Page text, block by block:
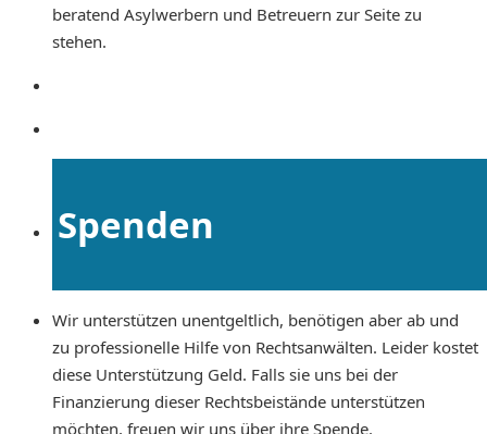
beratend Asylwerbern und Betreuern zur Seite zu
stehen.
Spenden
Wir unterstützen unentgeltlich, benötigen aber ab und
zu professionelle Hilfe von Rechtsanwälten. Leider kostet
diese Unterstützung Geld. Falls sie uns bei der
Finanzierung dieser Rechtsbeistände unterstützen
möchten, freuen wir uns über ihre Spende.